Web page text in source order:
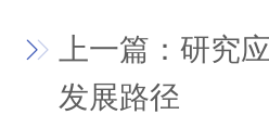
上一篇：研究
发展路径